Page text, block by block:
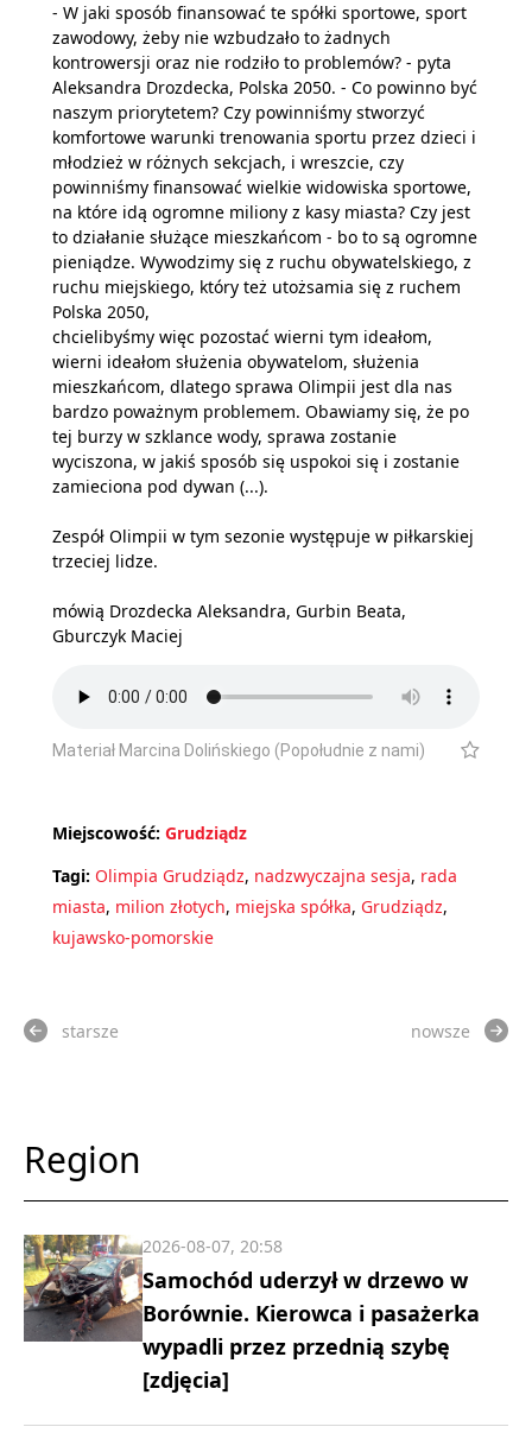
- W jaki sposób finansować te spółki sportowe, sport
zawodowy, żeby nie wzbudzało to żadnych
kontrowersji oraz nie rodziło to problemów? - pyta
Aleksandra Drozdecka, Polska 2050. - Co powinno być
naszym priorytetem? Czy powinniśmy stworzyć
komfortowe warunki trenowania sportu przez dzieci i
młodzież w różnych sekcjach, i wreszcie, czy
powinniśmy finansować wielkie widowiska sportowe,
na które idą ogromne miliony z kasy miasta? Czy jest
to działanie służące mieszkańcom - bo to są ogromne
pieniądze. Wywodzimy się z ruchu obywatelskiego, z
ruchu miejskiego, który też utożsamia się z ruchem
Polska 2050,
chcielibyśmy więc pozostać wierni tym ideałom,
wierni ideałom służenia obywatelom, służenia
mieszkańcom, dlatego sprawa Olimpii jest dla nas
bardzo poważnym problemem. Obawiamy się, że po
tej burzy w szklance wody, sprawa zostanie
wyciszona, w jakiś sposób się uspokoi się i zostanie
zamieciona pod dywan (...).
Zespół Olimpii w tym sezonie występuje w piłkarskiej
trzeciej lidze.
mówią Drozdecka Aleksandra, Gurbin Beata,
Gburczyk Maciej
Materiał Marcina Dolińskiego (Popołudnie z nami)
Miejscowość: Grudziądz
Tagi: Olimpia Grudziądz, nadzwyczajna sesja, rada
miasta, milion złotych, miejska spółka, Grudziądz,
kujawsko-pomorskie
starsze nowsze
Region
Samochód uderzył w drzewo w
Borównie. Kierowca i pasażerka
wypadli przez przednią szybę
[zdjęcia]
2026-08-07, 20:58